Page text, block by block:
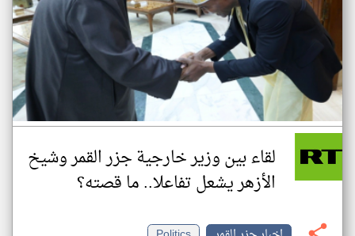
لقاء بين وزير خارجية جزر القمر وشيخ
الأزهر يشعل تفاعلا.. ما قصته؟